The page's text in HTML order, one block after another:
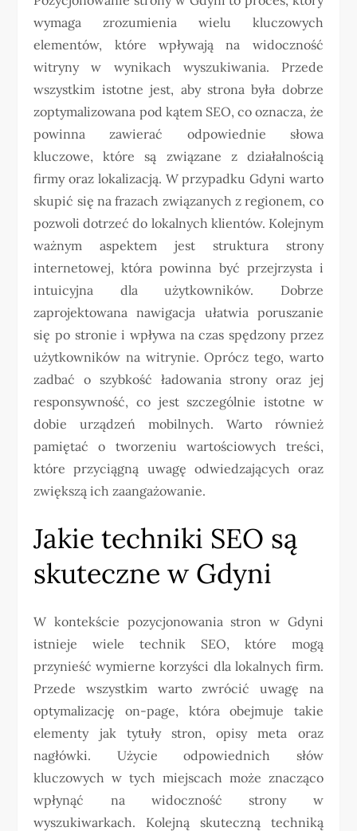
wymaga zrozumienia wielu kluczowych
elementów, które wpływają na widoczność
witryny w wynikach wyszukiwania. Przede
wszystkim istotne jest, aby strona była dobrze
zoptymalizowana pod kątem SEO, co oznacza, że
powinna zawierać odpowiednie słowa
kluczowe, które są związane z działalnością
firmy oraz lokalizacją. W przypadku Gdyni warto
skupić się na frazach związanych z regionem, co
pozwoli dotrzeć do lokalnych klientów. Kolejnym
ważnym aspektem jest struktura strony
internetowej, która powinna być przejrzysta i
intuicyjna dla użytkowników. Dobrze
zaprojektowana nawigacja ułatwia poruszanie
się po stronie i wpływa na czas spędzony przez
użytkowników na witrynie. Oprócz tego, warto
zadbać o szybkość ładowania strony oraz jej
responsywność, co jest szczególnie istotne w
dobie urządzeń mobilnych. Warto również
pamiętać o tworzeniu wartościowych treści,
które przyciągną uwagę odwiedzających oraz
zwiększą ich zaangażowanie.
Jakie techniki SEO są
skuteczne w Gdyni
W kontekście pozycjonowania stron w Gdyni
istnieje wiele technik SEO, które mogą
przynieść wymierne korzyści dla lokalnych firm.
Przede wszystkim warto zwrócić uwagę na
optymalizację on-page, która obejmuje takie
elementy jak tytuły stron, opisy meta oraz
nagłówki. Użycie odpowiednich słów
kluczowych w tych miejscach może znacząco
wpłynąć na widoczność strony w
wyszukiwarkach. Kolejną skuteczną techniką